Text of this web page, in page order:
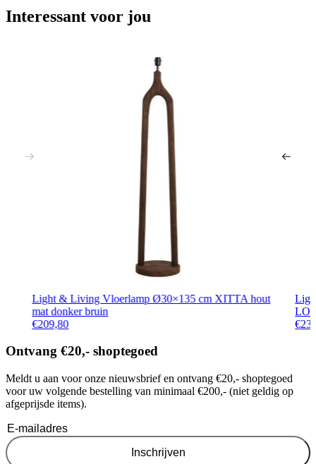
Interessant voor jou
Light & Living Vloerlamp Ø30×135 cm XITTA hout
mat donker bruin
€209,80
€
Ontvang €20,- shoptegoed
Meldt u aan voor onze nieuwsbrief en ontvang €20,- shoptegoed
voor uw volgende bestelling van minimaal €200,- (niet geldig op
afgeprijsde items).
Inschrijven